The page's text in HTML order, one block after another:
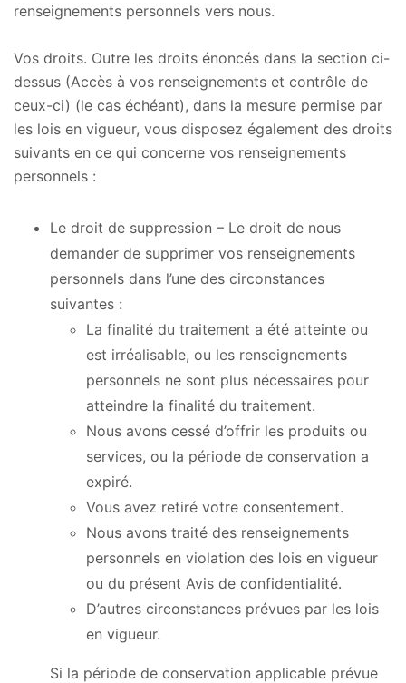
renseignements personnels vers nous.
Vos droits. Outre les droits énoncés dans la section ci-
dessus (Accès à vos renseignements et contrôle de
ceux-ci) (le cas échéant), dans la mesure permise par
les lois en vigueur, vous disposez également des droits
suivants en ce qui concerne vos renseignements
personnels :
Le droit de suppression – Le droit de nous
demander de supprimer vos renseignements
personnels dans l’une des circonstances
suivantes :
La finalité du traitement a été atteinte ou
est irréalisable, ou les renseignements
personnels ne sont plus nécessaires pour
atteindre la finalité du traitement.
Nous avons cessé d’offrir les produits ou
services, ou la période de conservation a
expiré.
Vous avez retiré votre consentement.
Nous avons traité des renseignements
personnels en violation des lois en vigueur
ou du présent Avis de confidentialité.
D’autres circonstances prévues par les lois
en vigueur.
Si la période de conservation applicable prévue